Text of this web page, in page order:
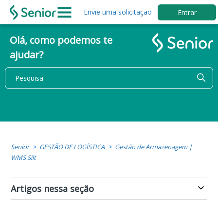
Envie uma solicitação Entrar
Olá, como podemos te
ajudar?
Senior GESTÃO DE LOGÍSTICA
Gestão de Armazenagem |
WMS Silt
Artigos nessa seção